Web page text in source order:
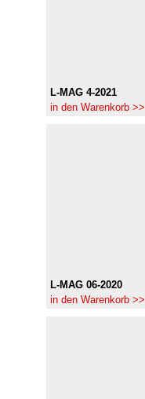
L-MAG 4-2021
in den Warenkorb >>
L-MAG 06-2020
in den Warenkorb >>